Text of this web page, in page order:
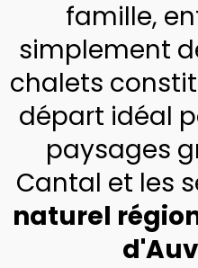
famille,
simplement
chalets
départ idéal
paysages
Cantal et les
naturel